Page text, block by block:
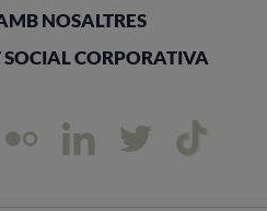
NOSALTRES
CORPORATIVA